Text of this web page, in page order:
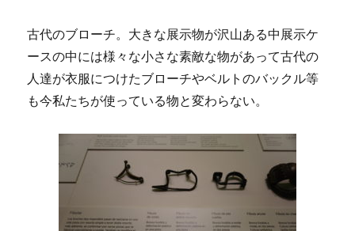
古代のブローチ。大きな展示物が沢山ある中展示ケ
ースの中には様々な小さな素敵な物があって古代の
人達が衣服につけたブローチやベルトのバックル等
も今私たちが使っている物と変わらない。